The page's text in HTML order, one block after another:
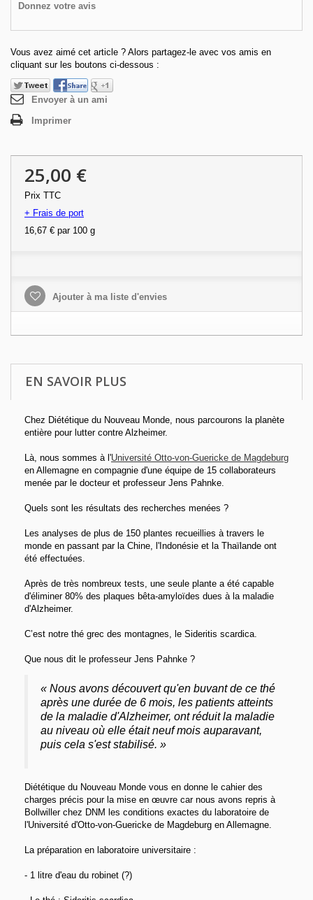
Donnez votre avis
Vous avez aimé cet article ? Alors partagez-le avec vos amis en
cliquant sur les boutons ci-dessous :
Envoyer à un ami
Imprimer
25,00 €
Prix TTC
+ Frais de port
16,67 € par 100 g
Ajouter à ma liste d'envies
EN SAVOIR PLUS
Chez Diététique du Nouveau Monde, nous parcourons la planète
entière pour lutter contre Alzheimer.
Là, nous sommes à l'Université Otto-von-Guericke de Magdeburg
en Allemagne en compagnie d'une équipe de 15 collaborateurs
menée par le docteur et professeur Jens Pahnke.
Quels sont les résultats des recherches menées ?
Les analyses de plus de 150 plantes recueillies à travers le
monde en passant par la Chine, l'Indonésie et la Thaïlande ont
été effectuées.
Après de très nombreux tests, une seule plante a été capable
d'éliminer 80% des plaques bêta-amyloïdes dues à la maladie
d'Alzheimer.
C’est notre thé grec des montagnes, le Sideritis scardica.
Que nous dit le professeur Jens Pahnke ?
« Nous avons découvert qu'en buvant de ce thé
après une durée de 6 mois, les patients atteints
de la maladie d'Alzheimer, ont réduit la maladie
au niveau où elle était neuf mois auparavant,
puis cela s'est stabilisé. »
Diététique du Nouveau Monde vous en donne le cahier des
charges précis pour la mise en œuvre car nous avons repris à
Bollwiller chez DNM les conditions exactes du laboratoire de
l'Université d'Otto-von-Guericke de Magdeburg en Allemagne.
La préparation en laboratoire universitaire :
- 1 litre d'eau du robinet (?)